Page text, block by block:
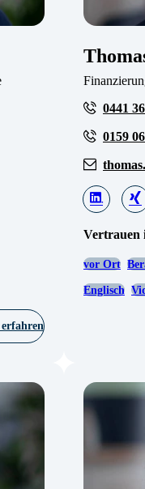
0441
0159
Vertrauen
vor Ort
Englisch